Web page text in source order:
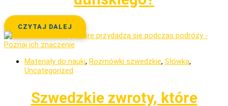
CZYTAJ DALEJ
Materiały do nauki, Rozmówki szwedzkie, Słówka,
Uncategorized
Szwedzkie zwroty, które